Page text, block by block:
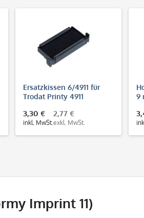
Ersatzkissen 6/4911 für
Trodat Printy 4911
3,30 €
inkl. MwSt.
2,77 €
exkl. MwSt.
9
Imprint 11)